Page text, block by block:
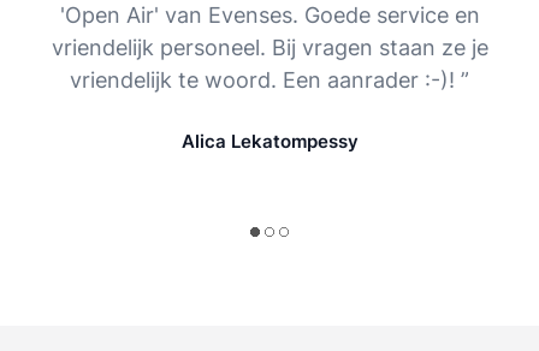
'Open Air' van Evenses. Goede service en
vriendelijk personeel. Bij vragen staan ze je
vriendelijk te woord. Een aanrader :-)! ”
Alica Lekatompessy